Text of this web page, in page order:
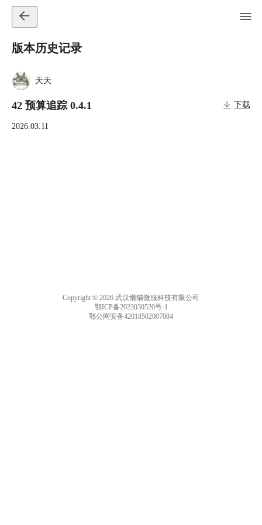
版本历史记录
天天
42 预算追踪 0.4.1 下载
2026.03.11
Copyright © 2026 武汉懒猫微服科技有限公司
鄂ICP备2023030520号-1
鄂公网安备42018502007084